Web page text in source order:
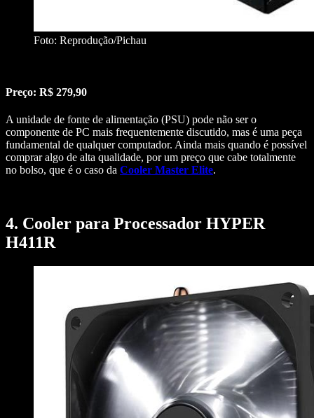
Foto: Reprodução/Pichau
Preço: R$ 279,90
A unidade de fonte de alimentação (PSU) pode não ser o
componente de PC mais frequentemente discutido, mas é uma peça
fundamental de qualquer computador. Ainda mais quando é possível
comprar algo de alta qualidade, por um preço que cabe totalmente
no bolso, que é o caso da Cooler Master Elite.
4. Cooler para Processador HYPER
H411R